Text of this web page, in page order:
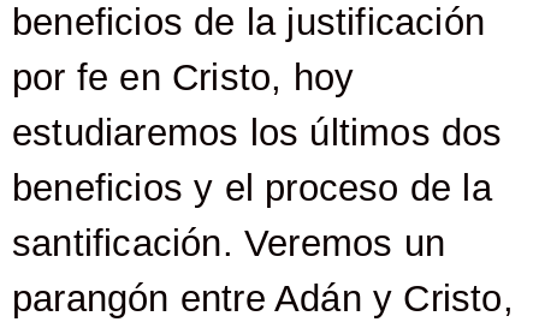
beneficios de la justificación
por fe en Cristo, hoy
estudiaremos los últimos dos
beneficios y el proceso de la
santificación. Veremos un
parangón entre Adán y Cristo,